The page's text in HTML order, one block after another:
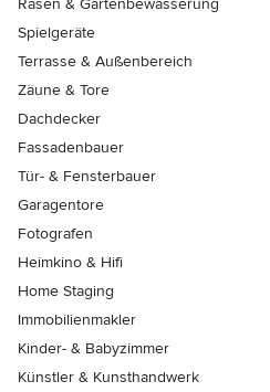
Spielgeräte
Terrasse & Außenbereich
Zäune & Tore
Dachdecker
Fassadenbauer
Tür- & Fensterbauer
Garagentore
Fotografen
Heimkino & Hifi
Home Staging
Immobilienmakler
Kinder- & Babyzimmer
Künstler & Kunsthandwerk